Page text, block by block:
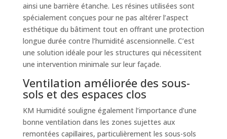
ainsi une barrière étanche. Les résines utilisées sont
spécialement conçues pour ne pas altérer l’aspect
esthétique du bâtiment tout en offrant une protection
longue durée contre l’humidité ascensionnelle. C’est
une solution idéale pour les structures qui nécessitent
une intervention minimale sur leur façade.
Ventilation améliorée des sous-
sols et des espaces clos
KM Humidité souligne également l’importance d’une
bonne ventilation dans les zones sujettes aux
remontées capillaires, particulièrement les sous-sols